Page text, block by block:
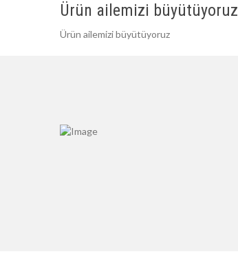
Ürün ailemizi büyütüyoruz
Ürün ailemizi büyütüyoruz